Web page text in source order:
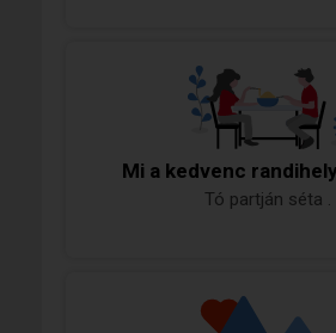
Mi a kedvenc
Tó partján séta .